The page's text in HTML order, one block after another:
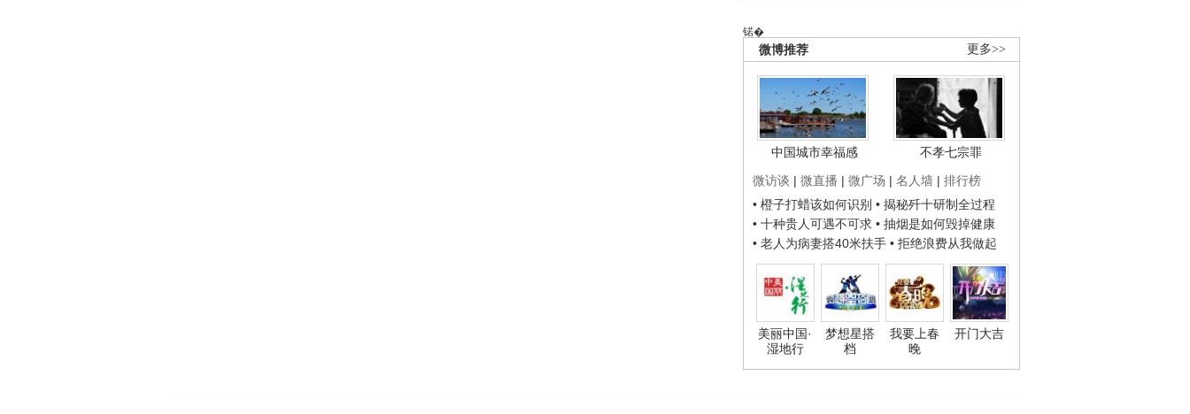
锘�
更多>>
微博推荐
中国城市幸福感
不孝七宗罪
微访谈 | 微直播 | 微广场 | 名人墙 | 排行榜
• 橙子打蜡该如何识别 • 揭秘歼十研制全过程
• 十种贵人可遇不可求 • 抽烟是如何毁掉健康
• 老人为病妻搭40米扶手 • 拒绝浪费从我做起
美丽中国·
湿地行
梦想星搭
档
我要上春
晚
开门大吉